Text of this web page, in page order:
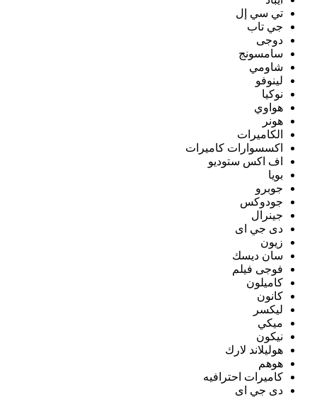
تي سي إل
جي تاب
دوجى
سامسونج
شاومي
لينوفو
نوكيا
هواوي
هونر
الكاميرات
اكسسوارات كاميرات
اف اكس ستوديو
بويا
جوبرو
جودوكس
جينرال
دى جي اى
زيون
سان ديسك
فوجى فيلم
كاميلون
كانون
ليكسر
ميكي
نيكون
هوليلاند لارك
هوهم
كاميرات احترافيه
دى جي اى